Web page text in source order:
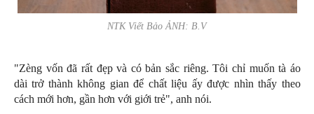
NTK Viết Bảo ẢNH: B.V
"Zèng vốn đã rất đẹp và có bản sắc riêng. Tôi chỉ muốn tà áo
dài trở thành không gian để chất liệu ấy được nhìn thấy theo
cách mới hơn, gần hơn với giới trẻ", anh nói.